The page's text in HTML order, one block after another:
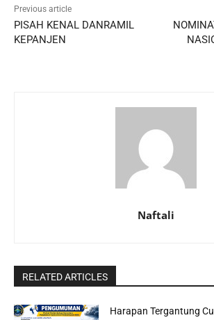
Previous article
PISAH KENAL DANRAMIL
KEPANJEN
Naftali
RELATED ARTICLES
Harapan Tergantung